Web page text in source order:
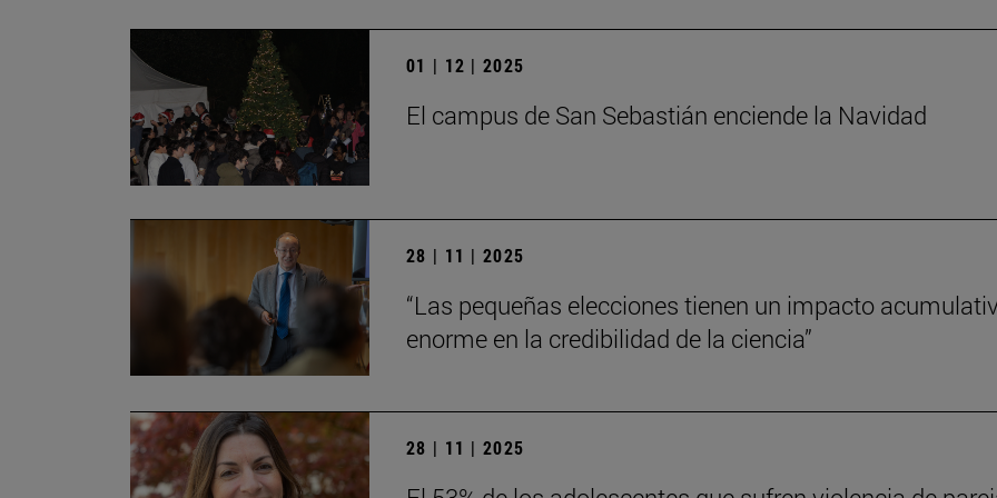
01 | 12 | 2025
El campus de San Sebastián enciende la Navidad
28 | 11 | 2025
“Las pequeñas elecciones tienen un impacto
enorme en la credibilidad de la ciencia”
28 | 11 | 2025